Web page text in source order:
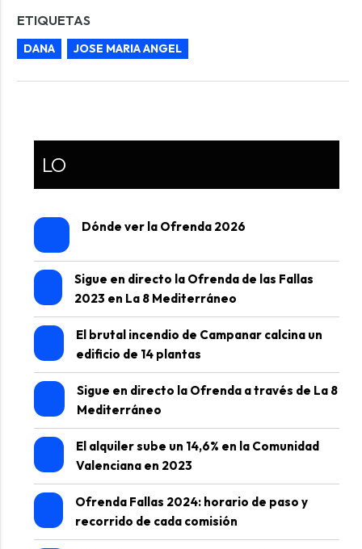
ETIQUETAS
DANA JOSE MARIA ANGEL
LO
Dónde ver la Ofrenda 2026
Sigue en directo la Ofrenda de las Fallas
2023 en La 8 Mediterráneo
El brutal incendio de Campanar calcina un
edificio de 14 plantas
Sigue en directo la Ofrenda a través de La 8
Mediterráneo
El alquiler sube un 14,6% en la Comunidad
Valenciana en 2023
Ofrenda Fallas 2024: horario de paso y
recorrido de cada comisión